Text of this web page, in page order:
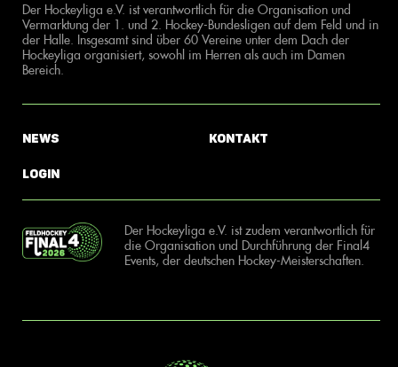
Der Hockeyliga e.V. ist verantwortlich für die Organisation und
Vermarktung der 1. und 2. Hockey-Bundesligen auf dem Feld und in
der Halle. Insgesamt sind über 60 Vereine unter dem Dach der
Hockeyliga organisiert, sowohl im Herren als auch im Damen
Bereich.
News
Login
Kontakt
Der Hockeyliga e.V. ist zudem verantwortlich für
die Organisation und Durchführung der Final4
Events, der deutschen Hockey-Meisterschaften.